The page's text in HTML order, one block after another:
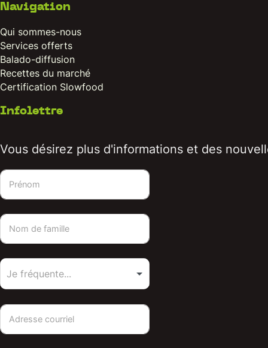
Navigation
Qui sommes-nous
Services offerts
Balado-diffusion
Recettes du marché
Certification Slowfood
Infolettre
Vous désirez plus d'informations et des